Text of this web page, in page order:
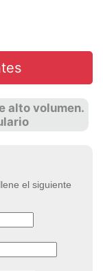
alto volumen.
el siguiente